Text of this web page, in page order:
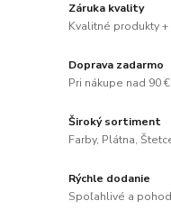
Záruka kvality
Kvalitné produkty
Doprava zadarmo
Pri nákupe nad 90 €
Široký sortiment
Farby, Plátna,
Rýchle dodanie
Spoľahlivé a